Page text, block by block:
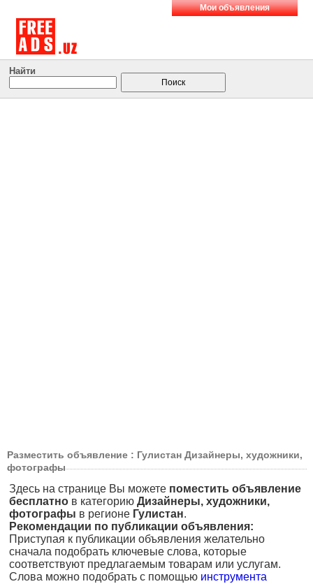
Мои объявления
Найти
Разместить объявление : Гулистан Дизайнеры, художники,
фотографы
Здесь на странице Вы можете поместить объявление
бесплатно в категорию Дизайнеры, художники,
фотографы в регионе Гулистан.
Рекомендации по публикации объявления:
Приступая к публикации объявления желательно
сначала подобрать ключевые слова, которые
соответствуют предлагаемым товарам или услугам.
Слова можно подобрать с помощью инструмента